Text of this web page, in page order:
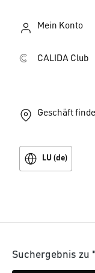
Mein Konto
CALIDA Club
Geschäft
LU (de)
Suchergebnis zu